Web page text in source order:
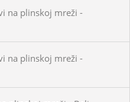
na plinskoj mreži -
na plinskoj mreži -